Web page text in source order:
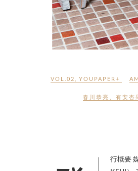
VOL.02 YOUPAPER+
春川恭亮 有安杏